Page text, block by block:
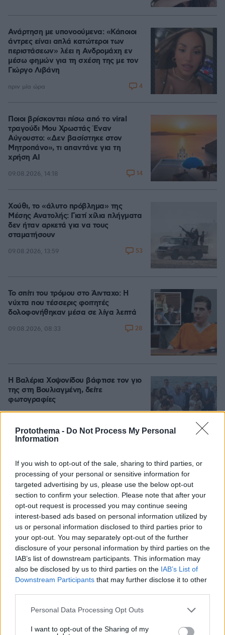
Protothema - Do Not Process My Personal
Information
If you wish to opt-out of the sale, sharing to third parties, or
processing of your personal or sensitive information for
targeted advertising by us, please use the below opt-out
section to confirm your selection. Please note that after your
opt-out request is processed you may continue seeing
interest-based ads based on personal information utilized by
us or personal information disclosed to third parties prior to
your opt-out. You may separately opt-out of the further
disclosure of your personal information by third parties on the
IAB’s list of downstream participants. This information may
also be disclosed by us to third parties on the IAB’s List of
Downstream Participants that may further disclose it to other
Please note that this website/app uses one or more Google
not limited to your visit or usage behaviour. You may click to
Personal Data Processing Opt Outs
I want to opt-out of the Sharing of my
Ανάρτηση με υπονοούμενα: «Κάποιοι
άντρες είναι απλά κατώτεροι των
περιστάσεων» λέει η Ανδρομάχη εν
μέσω φημών για τη σχέση της με τον
Γιώργο Λιβάνη
πριν μία ώρα 4
Ποιοι βρίσκονται πίσω από το viral
τραγούδι Μου Χρωστάς Έναν
Αύγουστο: «Δεν βασίστηκε στον
Μητροπάνο», τι απαντάνε για τη
χρήση AI
09.08.2026, 14:18 14
Χούθι, το «άλυτο πρόβλημα» της
Μέσης Ανατολής: Γιατί χίλια πλήγματα
δεν ήταν αρκετά για να τους
σταματήσουν
09.08.2026, 13:59 53
Το σπίτι του τρόμου στο Άινταχο: Η
νύχτα που τέσσερις φοιτητές
δολοφονήθηκαν μέσα σε λίγα λεπτά
09.08.2026, 08:33 28
Η Βαλέρια Χοψονίδου βάφτισε τον γιο
της στη Βουλιαγμένη, δείτε
φωτογραφίες
Games
Cut The Rope Northern Heights Candy